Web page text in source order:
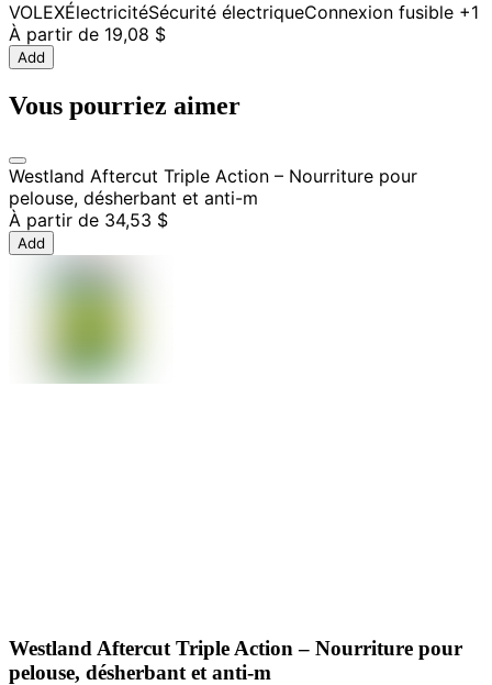
VOLEXÉlectricitéSécurité électriqueConnexion fusible +1
À partir de 19,08 $
Add
Vous pourriez aimer
Westland Aftercut Triple Action – Nourriture pour
pelouse, désherbant et anti-m
À partir de 34,53 $
Add
Westland Aftercut Triple Action – Nourriture pour
pelouse, désherbant et anti-m